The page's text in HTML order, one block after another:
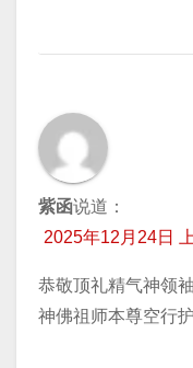
紫函说道：
2025年12月24日
恭敬顶礼精气神领
神佛祖师本尊空行